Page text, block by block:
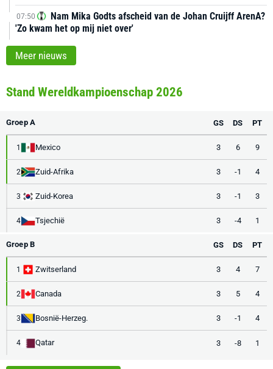
07:50
Nam Mika Godts afscheid van de Johan Cruijff ArenA?
'Zo kwam het op mij niet over'
Meer nieuws
Stand Wereldkampioenschap 2026
Groep A GS DS PT
1 Mexico 3 6 9
2 Zuid-Afrika 3 -1 4
3 Zuid-Korea 3 -1 3
4 Tsjechië 3 -4 1
Groep B GS DS PT
1 Zwitserland 3 4 7
2 Canada 3 5 4
3 Bosnië-Herzeg. 3 -1 4
4 Qatar 3 -8 1